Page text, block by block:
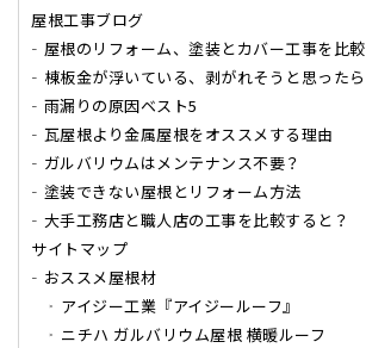
屋根工事ブログ
屋根のリフォーム、塗装とカバー工事を比較
棟板金が浮いている、剥がれそうと思ったら
雨漏りの原因ベスト5
瓦屋根より金属屋根をオススメする理由
ガルバリウムはメンテナンス不要？
塗装できない屋根とリフォーム方法
大手工務店と職人店の工事を比較すると？
サイトマップ
おススメ屋根材
アイジー工業『アイジールーフ』
ニチハ ガルバリウム屋根 横暖ルーフ